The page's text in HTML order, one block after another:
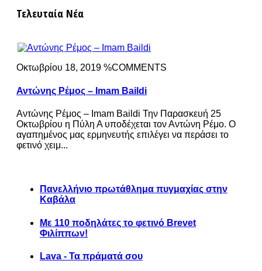
Τελευταία Νέα
Οκτωβρίου 18, 2019 %COMMENTS
Αντώνης Ρέμος – Imam Baildi
Αντώνης Ρέμος – Imam Baildi Την Παρασκευή 25
Οκτωβρίου η Πύλη Α υποδέχεται τον Αντώνη Ρέμο. Ο
αγαπημένος μας ερμηνευτής επιλέγει να περάσει το
φετινό χειμ...
Πανελλήνιο πρωτάθλημα πυγμαχίας στην
Καβάλα
Με 110 ποδηλάτες το φετινό Brevet
Φιλίππων!
Lava - Τα πράματά σου